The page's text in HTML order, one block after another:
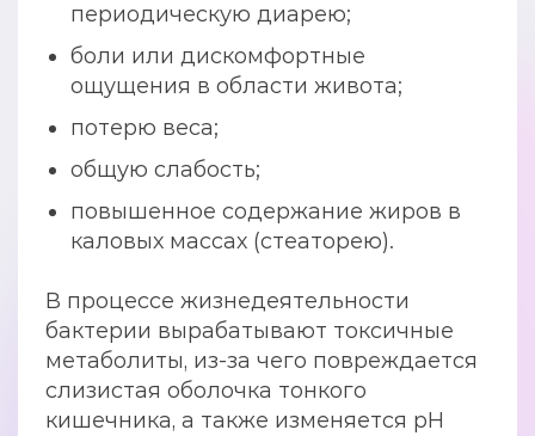
периодическую диарею;
боли или дискомфортные
ощущения в области живота;
потерю веса;
общую слабость;
повышенное содержание жиров в
каловых массах (стеаторею).
В процессе жизнедеятельности
бактерии вырабатывают токсичные
метаболиты, из-за чего повреждается
слизистая оболочка тонкого
кишечника, а также изменяется рН